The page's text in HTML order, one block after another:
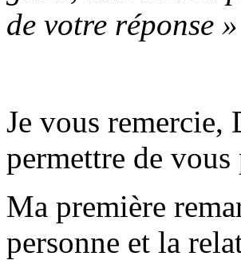
de votre réponse »
Je vous
permettre de vous
Ma première
personne et la